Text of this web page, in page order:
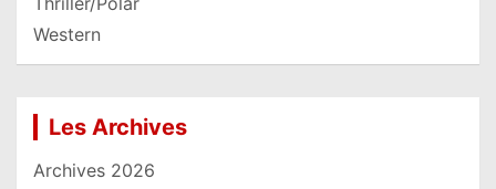
Western
Les Archives
Archives 2026